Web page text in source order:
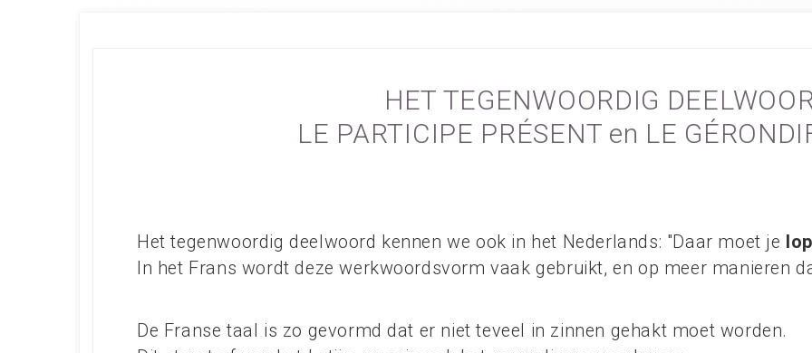
HET TEGENWOORDIG
LE PARTICIPE PRÉSENT en LE
Het tegenwoordig deelwoord kennen we ook in het Nederlands: "Daar moet je
In het Frans wordt deze werkwoordsvorm vaak gebruikt, en op meer manieren
De Franse taal is zo gevormd dat er niet teveel in zinnen gehakt moet worden.